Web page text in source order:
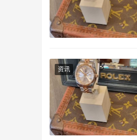
资讯